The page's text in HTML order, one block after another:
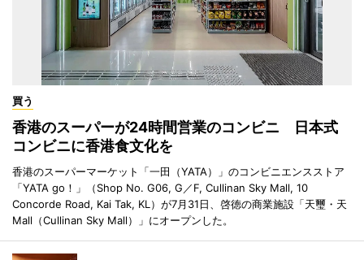
買う
香港のスーパーが24時間営業のコンビニ 日本式
コンビニに香港食文化を
香港のスーパーマーケット「一田（YATA）」のコンビニエンスストア
「YATA go！」（Shop No. G06, G／F, Cullinan Sky Mall, 10
Concorde Road, Kai Tak, KL）が7月31日、啓徳の商業施設「天璽・天
Mall（Cullinan Sky Mall）」にオープンした。